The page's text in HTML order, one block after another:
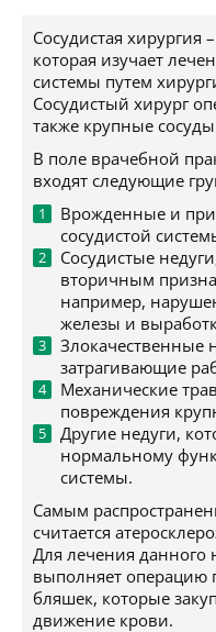
Сосудистая хирургия
которая изучает
системы путем
Сосудистый хирург
также крупные
В поле врачебной
входят следующие
Врожденные и
сосудистой
Сосудистые
вторичным
например,
железы и
Злокачественные
затрагивающие
Механические
повреждения
Другие недуги,
нормальному
системы.
Самым
считается
Для лечения данного
выполняет операцию
бляшек, которые
движение крови.